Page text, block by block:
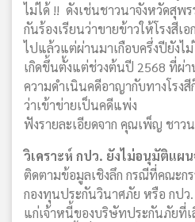
ไม่ได้ !! ดังเช่นชาวนาจังหวัดสุพ
กันร้องเรียนว่าขายข้าวให้โรงสี
ไปแล้วแต่ผ่านมาเกือบครึ่งปียังไ
เกิดขึ้นตั้งแต่ช่วงต้นปี 2568 ที่ผ่า
ความดำเนินคดีอาญากับทางโรงสี
ว่าเข้าข่ายเป็นคดีแพ่ง
ฟังรายละเอียดจาก คุณเพ็ญ ชาว
วิเคราะห์ กปว. ยังไม่อนุมัติแผ
ติดตามข้อมูลเชิงลึก กรณีที่คณะก
กองทุนประกันวินาศภัย หรือ กปว
แก่เจ้าหนี้ของบริษัทประกันภัยที่เ